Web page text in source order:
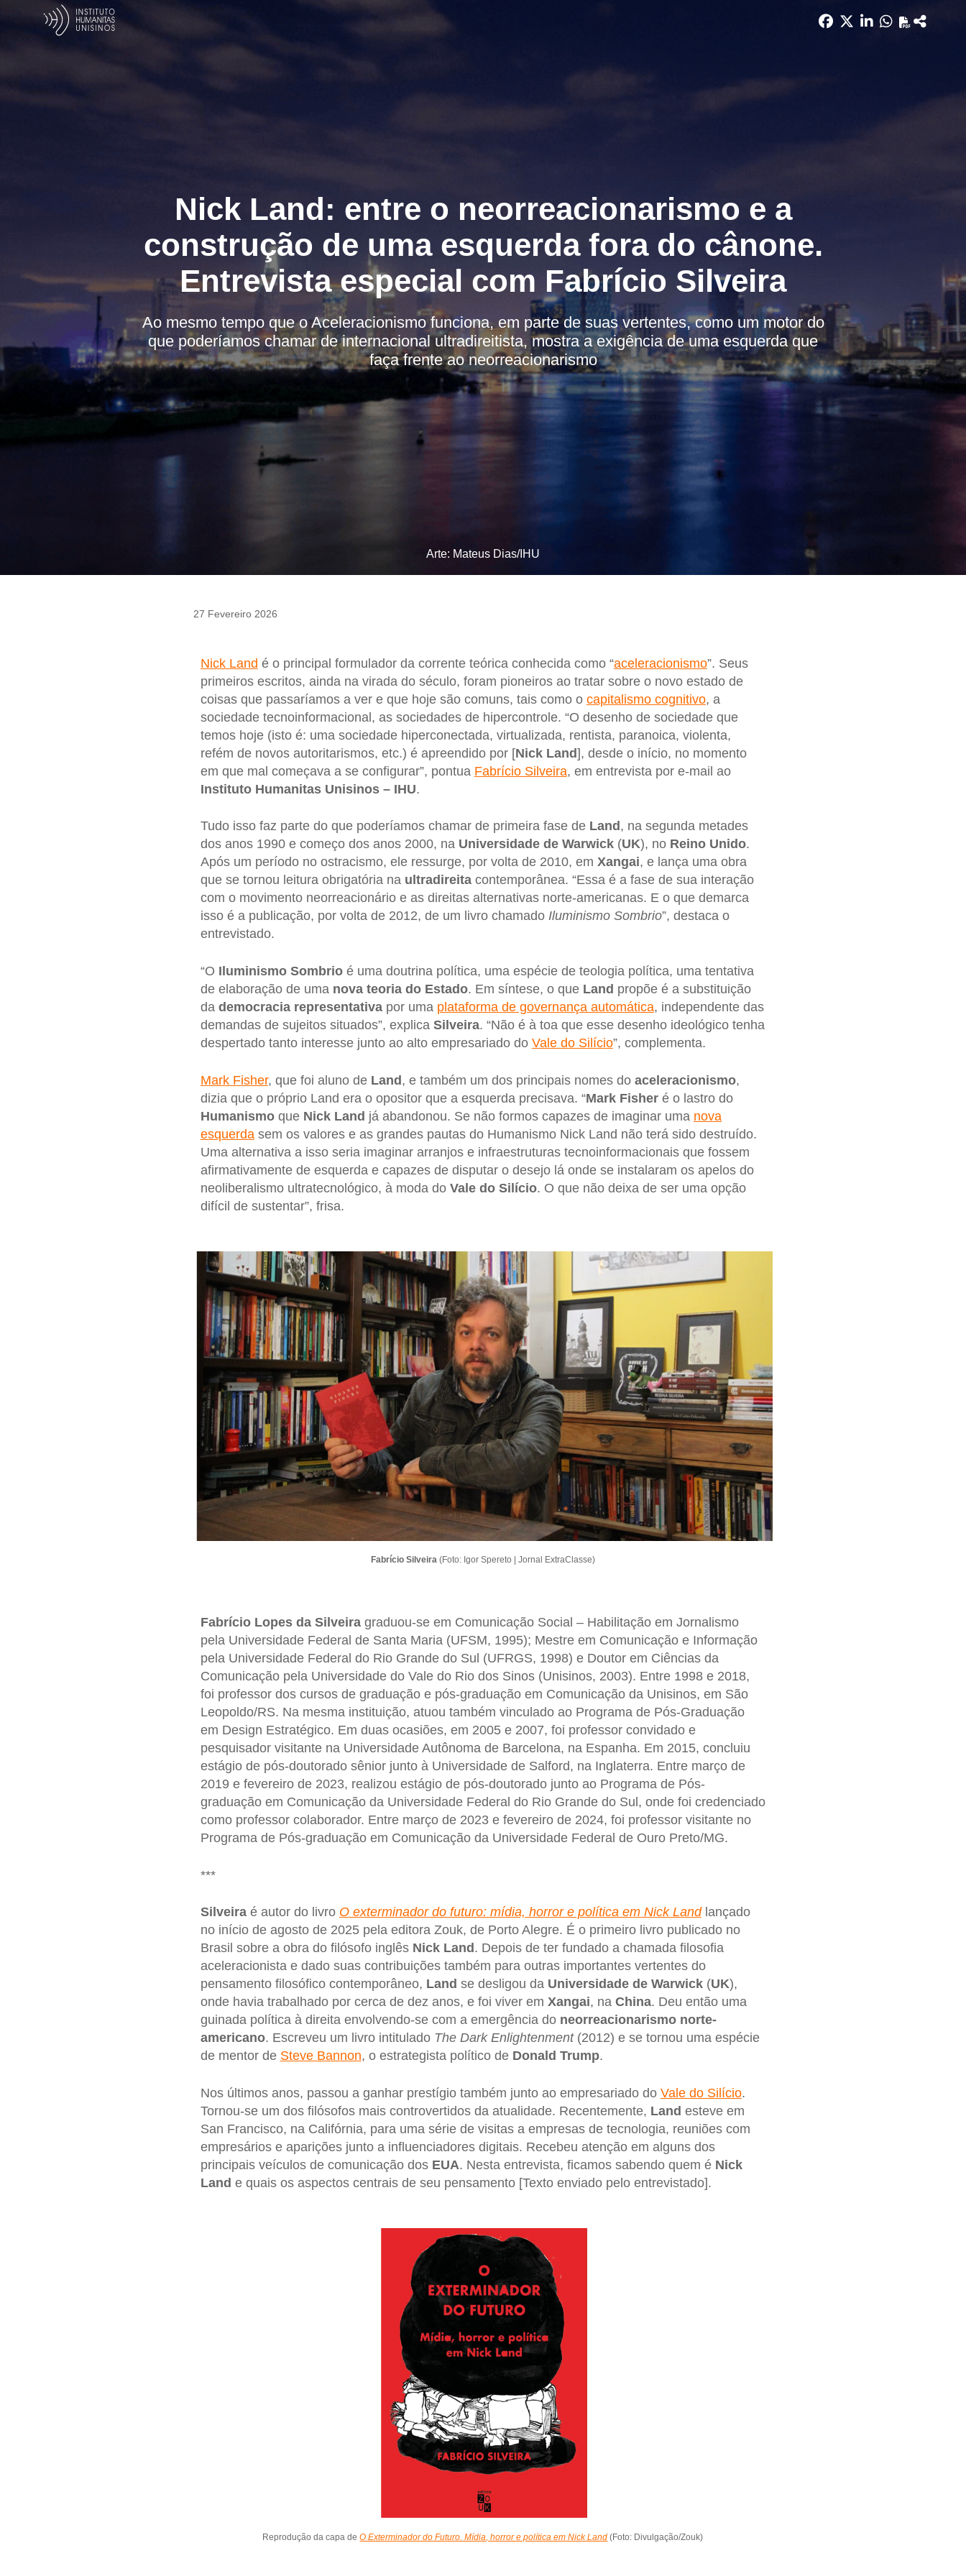
Nick Land: entre o neorreacionarismo e a
construção de uma esquerda fora do cânone.
Entrevista especial com Fabrício Silveira
Ao mesmo tempo que o Aceleracionismo funciona, em parte de suas vertentes, como um motor do
que poderíamos chamar de internacional ultradireitista, mostra a exigência de uma esquerda que
faça frente ao neorreacionarismo
Arte: Mateus Dias/IHU
27 Fevereiro 2026
Nick Land é o principal formulador da corrente teórica conhecida como “aceleracionismo”. Seus
primeiros escritos, ainda na virada do século, foram pioneiros ao tratar sobre o novo estado de
coisas que passaríamos a ver e que hoje são comuns, tais como o capitalismo cognitivo, a
sociedade tecnoinformacional, as sociedades de hipercontrole. “O desenho de sociedade que
temos hoje (isto é: uma sociedade hiperconectada, virtualizada, rentista, paranoica, violenta,
refém de novos autoritarismos, etc.) é apreendido por [Nick Land], desde o início, no momento
em que mal começava a se configurar”, pontua Fabrício Silveira, em entrevista por e-mail ao
Instituto Humanitas Unisinos – IHU.
Tudo isso faz parte do que poderíamos chamar de primeira fase de Land , na segunda metades
dos anos 1990 e começo dos anos 2000, na Universidade de Warwick(UK), no Reino Unido.
Após um período no ostracismo, ele ressurge, por volta de 2010, em Xangai, e lança uma obra
que se tornou leitura obrigatória na ultradireitacontemporânea. “Essa é a fase de sua interação
com o movimento neorreacionário e as direitas alternativas norte-americanas. E o que demarca
isso é a publicação, por volta de 2012, de um livro chamado Iluminismo Sombrio”, destaca o
entrevistado.
“O Iluminismo Sombrioé uma doutrina política, uma espécie de teologia política, uma tentativa
de elaboração de uma nova teoria do Estado. Em síntese, o que Land propõe é a substituição
da democracia representativapor uma plataforma de governança automática, independente das
demandas de sujeitos situados”, explica Silveira. “Não é à toa que esse desenho ideológico tenha
despertado tanto interesse junto ao alto empresariado do Vale do Silício”, complementa.
Mark Fisher, que foi aluno de Land, e também um dos principais nomes do aceleracionismo,
dizia que o próprio Land era o opositor que a esquerda precisava. “Mark Fisheré o lastro do
Humanismoque Nick Land já abandonou. Se não formos capazes de imaginar uma nova
esquerdasem os valores e as grandes pautas do Humanismo Nick Land não terá sido destruído.
Uma alternativa a isso seria imaginar arranjos e infraestruturas tecnoinformacionais que fossem
afirmativamente de esquerda e capazes de disputar o desejo lá onde se instalaram os apelos do
neoliberalismo ultratecnológico, à moda do Vale do Silício. O que não deixa de ser uma opção
difícil de sustentar”, frisa.
Fabrício Silveira(Foto: Igor Spereto | Jornal ExtraClasse)
Fabrício Lopes da Silveiragraduou-se em Comunicação Social – Habilitação em Jornalismo
pela Universidade Federal de Santa Maria (UFSM, 1995); Mestre em Comunicação e Informação
pela Universidade Federal do Rio Grande do Sul (UFRGS, 1998) e Doutor em Ciências da
Comunicação pela Universidade do Vale do Rio dos Sinos (Unisinos, 2003). Entre 1998 e 2018,
foi professor dos cursos de graduação e pós-graduação em Comunicação da Unisinos, em São
Leopoldo/RS. Na mesma instituição, atuou também vinculado ao Programa de Pós-Graduação
em Design Estratégico. Em duas ocasiões, em 2005 e 2007, foi professor convidado e
pesquisador visitante na Universidade Autônoma de Barcelona, na Espanha. Em 2015, concluiu
estágio de pós-doutorado sênior junto à Universidade de Salford, na Inglaterra. Entre março de
2019 e fevereiro de 2023, realizou estágio de pós-doutorado junto ao Programa de Pós-
graduação em Comunicação da Universidade Federal do Rio Grande do Sul, onde foi credenciado
como professor colaborador. Entre março de 2023 e fevereiro de 2024, foi professor visitante no
Programa de Pós-graduação em Comunicação da Universidade Federal de Ouro Preto/MG.
***
Silveiraé autor do livro O exterminador do futuro: mídia, horror e política em Nick Land lançado
no início de agosto de 2025 pela editora Zouk, de Porto Alegre. É o primeiro livro publicado no
Brasil sobre a obra do filósofo inglês Nick Land . Depois de ter fundado a chamada filosofia
aceleracionista e dado suas contribuições também para outras importantes vertentes do
pensamento filosófico contemporâneo, Land se desligou da Universidade de Warwick(UK),
onde havia trabalhado por cerca de dez anos, e foi viver em Xangai, na China. Deu então uma
guinada política à direita envolvendo-se com a emergência do neorreacionarismo norte-
americano. Escreveu um livro intitulado The Dark Enlightenment(2012) e se tornou uma espécie
de mentor de Steve Bannon, o estrategista político de Donald Trump.
Nos últimos anos, passou a ganhar prestígio também junto ao empresariado do Vale do Silício.
Tornou-se um dos filósofos mais controvertidos da atualidade. Recentemente, Land esteve em
San Francisco, na Califórnia, para uma série de visitas a empresas de tecnologia, reuniões com
empresários e aparições junto a influenciadores digitais. Recebeu atenção em alguns dos
principais veículos de comunicação dos EUA. Nesta entrevista, ficamos sabendo quem é Nick
Land e quais os aspectos centrais de seu pensamento [Texto enviado pelo entrevistado].
Reprodução da capa deO Exterminador do Futuro. Mídia, horror e política em Nick Land (Foto: Divulgação/Zouk)